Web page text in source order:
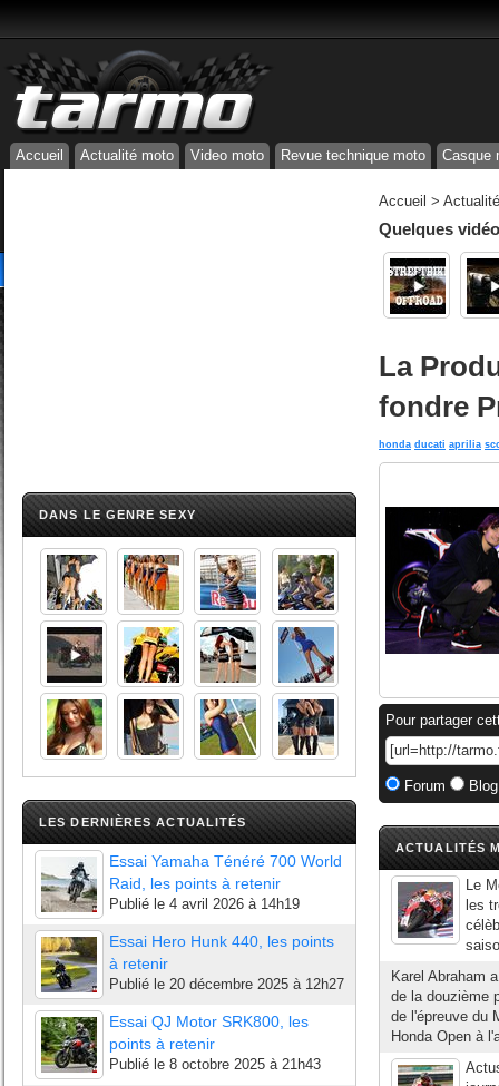
Accueil Actualité moto Video moto Revue technique moto Casque
DANS LE GENRE SEXY
LES DERNIÈRES ACTUALITÉS
Essai Yamaha Ténéré 700 World
Raid, les points à retenir
Publié le 4 avril 2026 à 14h19
Essai Hero Hunk 440, les points
à retenir
Publié le 20 décembre 2025 à 12h27
Essai QJ Motor SRK800, les
points à retenir
Publié le 8 octobre 2025 à 21h43
Accueil >
Quelques
La
fondre
honda ducati aprilia
Pour partager
Forum
ACTUALITÉS
Le
les
Karel Abraham
de la douzième
de l'épreuve du
Honda Open à